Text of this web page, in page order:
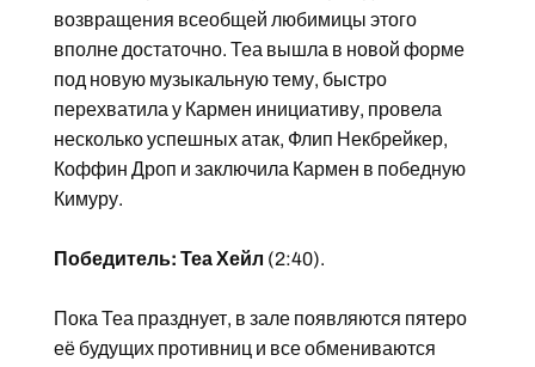
возвращения всеобщей любимицы этого
вполне достаточно. Теа вышла в новой форме
под новую музыкальную тему, быстро
перехватила у Кармен инициативу, провела
несколько успешных атак, Флип Некбрейкер,
Коффин Дроп и заключила Кармен в победную
Кимуру.
Победитель: Теа Хейл (2:40).
Пока Теа празднует, в зале появляются пятеро
её будущих противниц и все обмениваются